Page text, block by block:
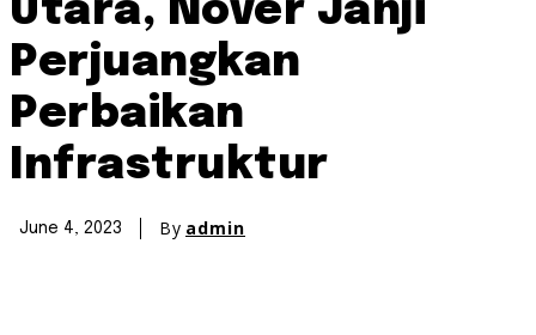
Utara, Nover Janji
Perjuangkan
Perbaikan
Infrastruktur
June 4, 2023 By admin